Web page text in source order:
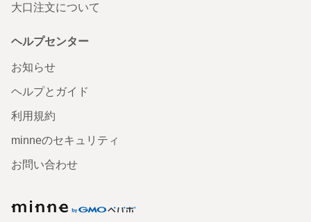
大口注文について
ヘルプセンター
お知らせ
ヘルプとガイド
利用規約
minneのセキュリティ
お問い合わせ